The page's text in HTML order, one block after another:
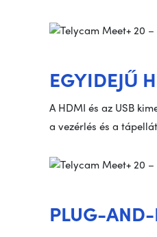
EGYIDEJŰ
A HDMI és az USB
a vezérlés és a
PLUG-